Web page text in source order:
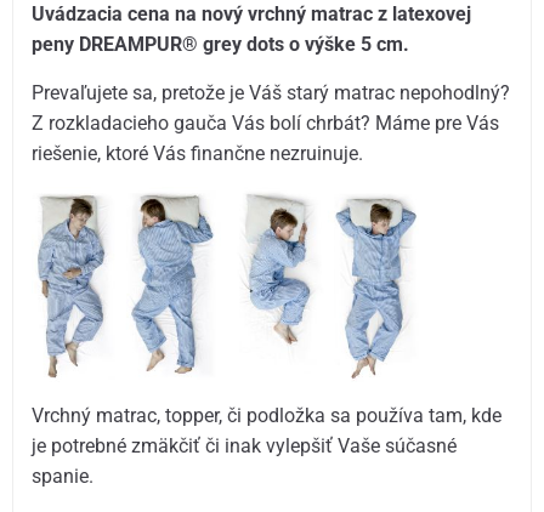
Uvádzacia cena na nový vrchný matrac z latexovej
peny DREAMPUR® grey dots o výške 5 cm.
Prevaľujete sa, pretože je Váš starý matrac nepohodlný?
Z rozkladacieho gauča Vás bolí chrbát? Máme pre Vás
riešenie, ktoré Vás finančne nezruinuje.
Vrchný matrac, topper, či podložka sa používa tam, kde
je potrebné zmäkčiť či inak vylepšiť Vaše súčasné
spanie.